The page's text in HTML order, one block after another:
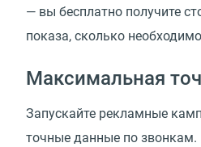
— вы бесплатно получите
показа, сколько
Максимальная
Запускайте рекламные
точные данные по звонкам.